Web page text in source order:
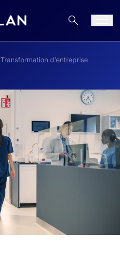
Transformation d’entreprise